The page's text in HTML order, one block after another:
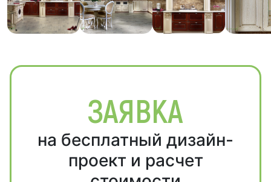
ЗАЯВКА
на бесплатный дизайн-
проект и расчет